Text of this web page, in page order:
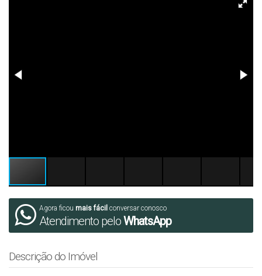
Agora ficou mais fácil conversar conosco
Atendimento peloWhatsApp
Descrição do Imóvel